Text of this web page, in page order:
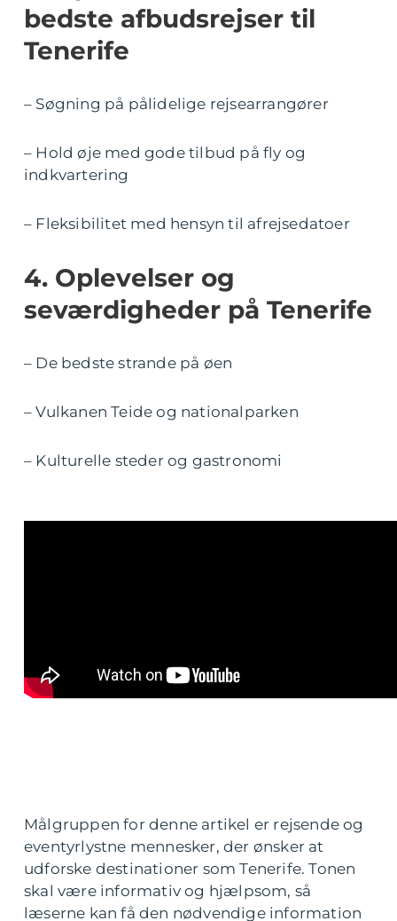
bedste afbudsrejser til
Tenerife
– Søgning på pålidelige rejsearrangører
– Hold øje med gode tilbud på fly og
indkvartering
– Fleksibilitet med hensyn til afrejsedatoer
4. Oplevelser og
seværdigheder på Tenerife
– De bedste strande på øen
– Vulkanen Teide og nationalparken
– Kulturelle steder og gastronomi
Målgruppen for denne artikel er rejsende og
eventyrlystne mennesker, der ønsker at
udforske destinationer som Tenerife. Tonen
skal være informativ og hjælpsom, så
læserne kan få den nødvendige information